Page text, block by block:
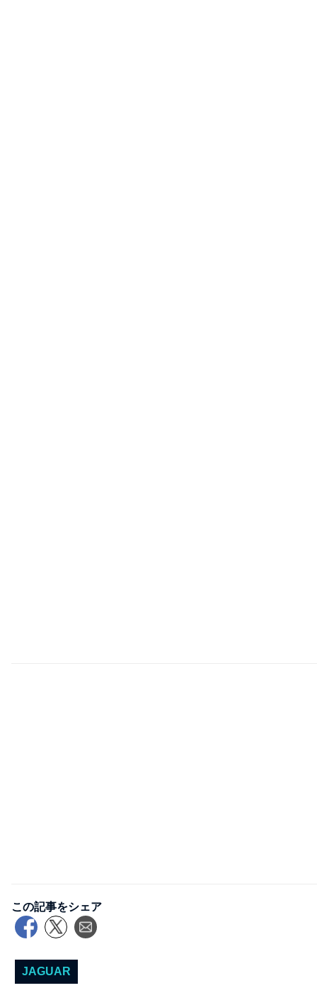
この記事をシェア
JAGUAR